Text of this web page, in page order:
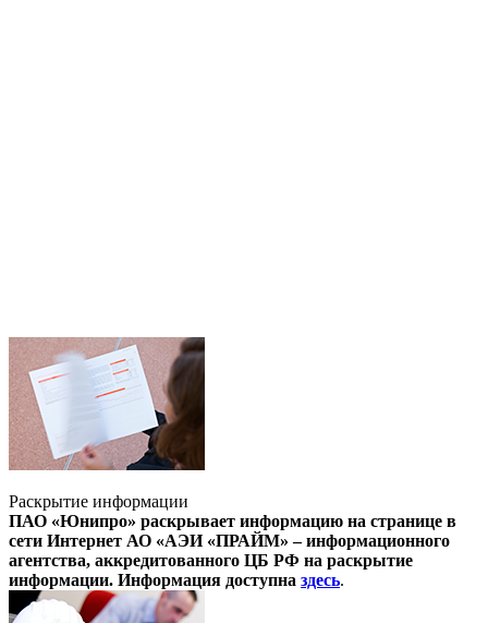
Раскрытие информации
ПАО «Юнипро» раскрывает информацию на странице в
сети Интернет АО «АЭИ «ПРАЙМ» – информационного
агентства, аккредитованного ЦБ РФ на раскрытие
информации. Информация доступна здесь.